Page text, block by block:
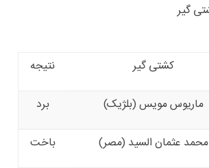
کشتی گیر نتیجه
ماریوس مویس (بلژیک) برد
محمد عثمان السید (مصر) باخت